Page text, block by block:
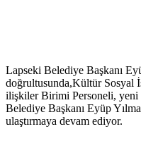
Lapseki Belediye Başkanı
doğrultusunda,Kültür Sosyal
ilişkiler Birimi Personeli, yeni
Belediye Başkanı Eyüp
ulaştırmaya devam ediyor.